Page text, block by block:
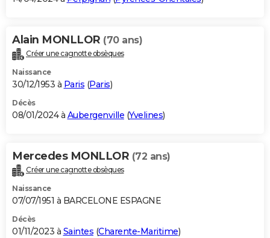
Alain MONLLOR (70 ans)
Créer une cagnotte obsèques
Naissance
30/12/1953 à Paris (Paris)
Décès
08/01/2024 à Aubergenville (Yvelines)
Mercedes MONLLOR (72 ans)
Créer une cagnotte obsèques
Naissance
07/07/1951 à BARCELONE ESPAGNE
Décès
01/11/2023 à Saintes (Charente-Maritime)